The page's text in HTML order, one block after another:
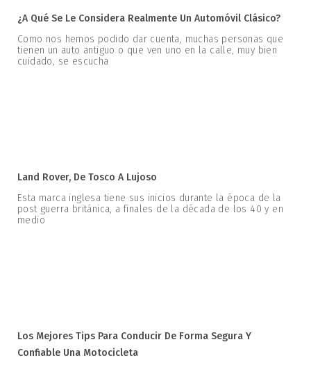
¿A Qué Se Le Considera Realmente Un Automóvil Clásico?
Como nos hemos podido dar cuenta, muchas personas que
tienen un auto antiguo o que ven uno en la calle, muy bien
cuidado, se escucha
Land Rover, De Tosco A Lujoso
Esta marca inglesa tiene sus inicios durante la época de la
post guerra británica, a finales de la década de los 40 y en
medio
Los Mejores Tips Para Conducir De Forma Segura Y
Confiable Una Motocicleta